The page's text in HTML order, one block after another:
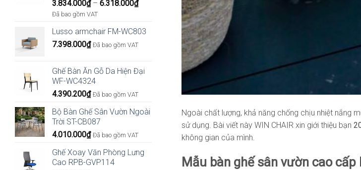
3.834.000₫ – 6.318.000₫Khoảng
3.834.000₫
đến
Đã bao gồm VAT
Lusso armchair FM-WC803
7.398.000₫ Đã bao gồm VAT
Ghế Bàn Ăn Gỗ Da Hiện Đại
WF-WC4324
4.390.200₫ Đã bao gồm VAT
Bộ Bàn Ghế Sân Vườn Ngoài
Trời ST-CB087
4.010.000₫ Đã bao gồm VAT
Ghế Xoay Văn Phòng Lưng
Cao RPB-GVP114
Ngoài chất lượng, khả năng chống chịu nhiệt nắng
sử dụng. Bài viết này WIN CHAIR xin giới thiệu bạn
không gian của mình.
Mẫu bàn ghế sân vườn cao cấp